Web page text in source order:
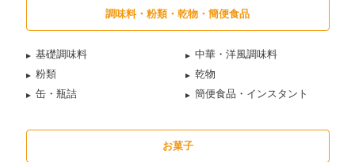
調味料・粉類・乾物・簡便食品
基礎調味料
中華・洋風調味料
粉類
乾物
缶・瓶詰
簡便食品・インスタント
お菓子